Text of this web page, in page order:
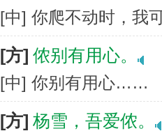
[中] 你爬不动时，我
[方] 侬别有用心。
[中] 你别有用心……
[方] 杨雪，吾爱侬。